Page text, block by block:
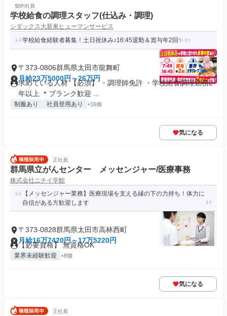
契約社員
学校給食の調理スタッフ(仕込み・調理)
シダックス大新東ヒューマンサービス
学校給食経験者募集！土日祝休み♪16:45退勤＆賞与年2回✨
〒373-0806群馬県太田市龍舞町
月給23万5000円～26万円
求めている人材 【必須】 ・調理師免許 ・学校給食調理勤務2
年以上 ＊ブランク歓迎 ...
制服あり 社員登用あり +16個
気になる
正社員
群馬県立がんセンター メッセンジャー/医療事務
株式会社ニチイ学館
【メッセンジャー業務】医療現場を支える縁の下の力持ち！体力に
自信がある方歓迎します
〒373-0828群馬県太田市高林西町
月給16万7420円～17万5220円
【必要資格】 無資格OK
業界未経験歓迎 +8個
気になる
正社員